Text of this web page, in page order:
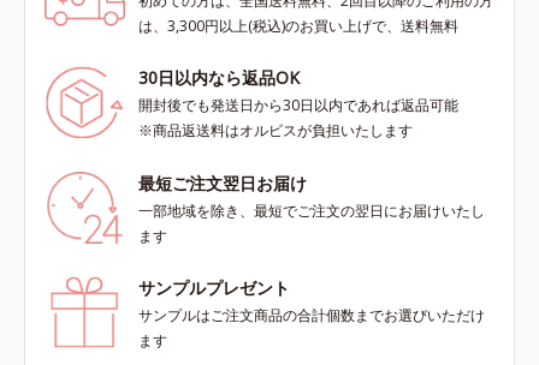
は、3,300円以上(税込)のお買い上げで、送料無料
30日以内なら返品OK
開封後でも発送日から30日以内であれば返品可能
※商品返送料はオルビスが負担いたします
最短ご注文翌日お届け
一部地域を除き、最短でご注文の翌日にお届けいたし
ます
サンプルプレゼント
サンプルはご注文商品の合計個数までお選びいただけ
ます